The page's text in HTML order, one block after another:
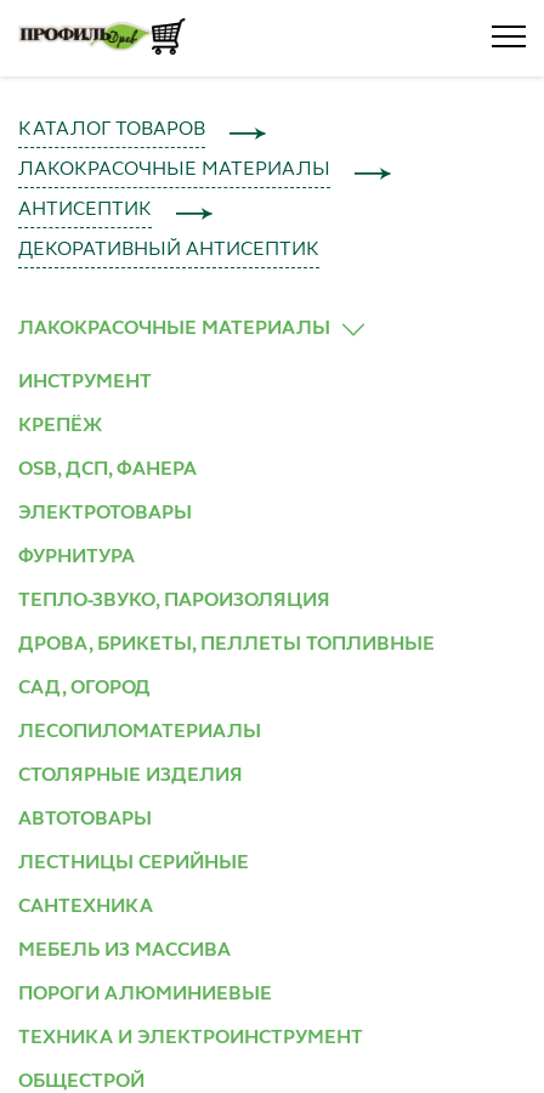
КАТАЛОГ ТОВАРОВ
ЛАКОКРАСОЧНЫЕ МАТЕРИАЛЫ
АНТИСЕПТИК
ДЕКОРАТИВНЫЙ АНТИСЕПТИК
ЛАКОКРАСОЧНЫЕ МАТЕРИАЛЫ
ИНСТРУМЕНТ
КРЕПЁЖ
OSB, ДСП, ФАНЕРА
ЭЛЕКТРОТОВАРЫ
ФУРНИТУРА
ТЕПЛО-ЗВУКО, ПАРОИЗОЛЯЦИЯ
ДРОВА, БРИКЕТЫ, ПЕЛЛЕТЫ ТОПЛИВНЫЕ
САД, ОГОРОД
ЛЕСОПИЛОМАТЕРИАЛЫ
СТОЛЯРНЫЕ ИЗДЕЛИЯ
АВТОТОВАРЫ
ЛЕСТНИЦЫ СЕРИЙНЫЕ
САНТЕХНИКА
МЕБЕЛЬ ИЗ МАССИВА
ПОРОГИ АЛЮМИНИЕВЫЕ
ТЕХНИКА И ЭЛЕКТРОИНСТРУМЕНТ
ОБЩЕСТРОЙ